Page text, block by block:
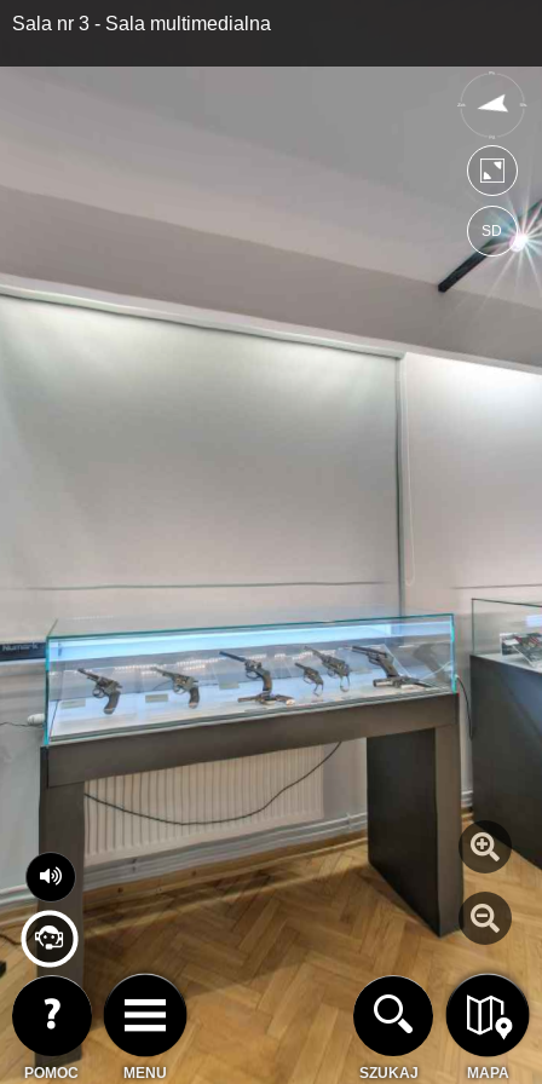
https://spacer.akzamosc.pl
Sala nr 3 - Sala multimedialna
MENU MAPA
POMOC
SD
SZUKAJ